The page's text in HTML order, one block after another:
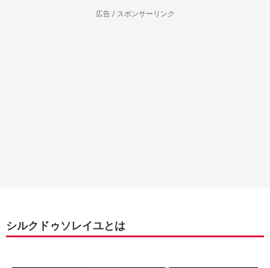
広告 / スポンサーリンク
シルクドゥソレイユとは